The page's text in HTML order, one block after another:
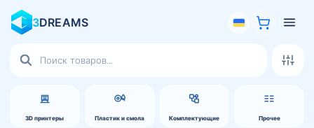
3DREAMS
3D принтеры Пластик и смола Комплектующие Прочее
товаров